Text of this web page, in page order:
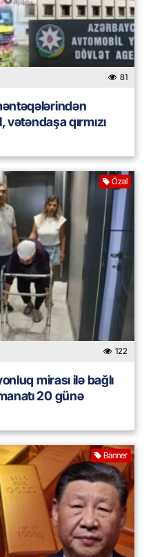
81
vətəndaşa qırmızı
Özəl
122
mirası ilə bağlı
20 günə
Banner